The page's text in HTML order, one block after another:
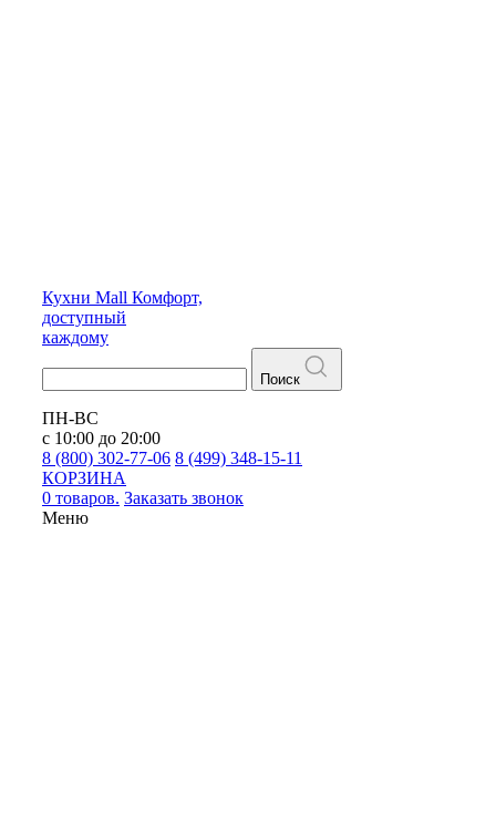
Кухни Mall Комфорт,
доступный
каждому
Поиск
ПН-ВС
с 10:00 до 20:00
8 (800) 302-77-06 8 (499) 348-15-11
КОРЗИНА
0 товаров. Заказать звонок
Меню